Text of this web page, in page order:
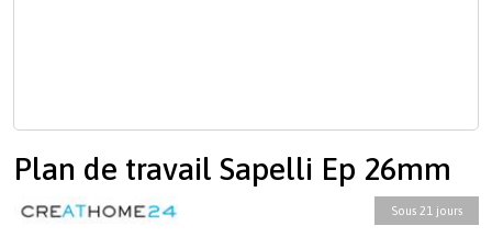
Plan de travail Sapelli Ep 26mm
Sous 21 jours